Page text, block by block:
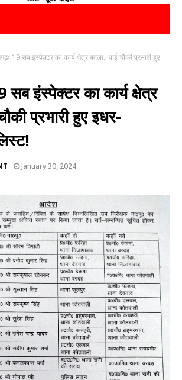
19 सब इंस्पेक्टर का कार्य क्षेत्र बदला...कई चौकी प्रभारी हुए
इंस्पेक्टर का कार्य क्षेत्र
प्रभारी हुए इधर-
January 30, 2024